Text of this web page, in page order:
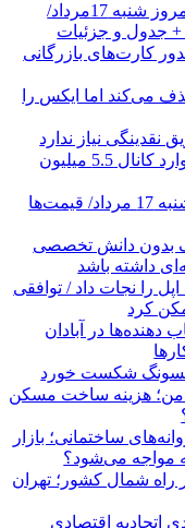
قیمت طلا و سکه امروز شنبه 17مرداد/
+ جدول و جزئیات
صدور کارت‌های بازرگانی
می‌کند اما ایکس را
نقدینگی نیاز ندارد
شاخص کل بورس وارد کانال 5.5 میلیون
قیمت طلا و سکه شنبه 17 مرداد/ قیمت‌ها
بدون دانش تخصصی
داشته باشد
را نجات داد / توافقی
کرد
در آبادان
شکست خورد
امن؛ هزینه ساخت مسکن
ساختمانی؛ بازار
مواجه می‌شود؟
راه شمال کشور؛ تهران
اتحادیه اقتصادی